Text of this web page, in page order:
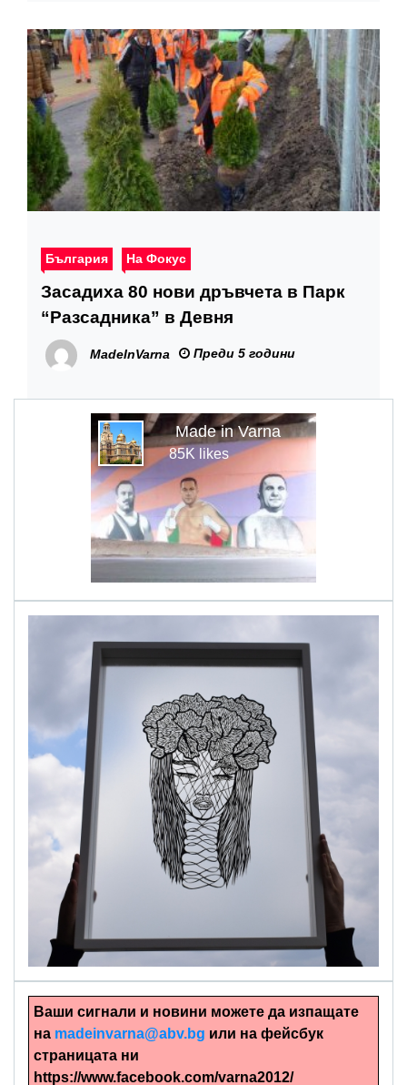
България На Фокус
Засадиха 80 нови дръвчета в Парк
“Разсадника” в Девня
MadeInVarna Преди 5 години
Made in Varna
85K likes
Ръчно изрязани картини
Ваши сигнали и новини можете да изпащате
на madeinvarna@abv.bg или на фейсбук
страницата ни
https://www.facebook.com/varna2012/